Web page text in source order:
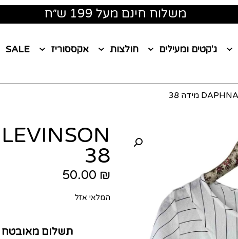
משלוח חינם מעל 199 ש״ח
ג'קטים ומעילים חולצות אקססוריז SALE
38
50.00 ₪
המלאי אזל
תשלום מאובטח